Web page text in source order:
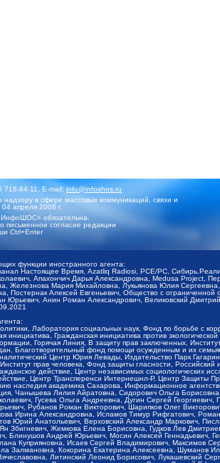
718-84-11, E-mail:info@infoshos.ru
в сфере массовых коммуникаций, связи и
апреля 2008 г.
обязательна.
письменное согласие редакции
Ctrl+Enter
функции иностранного агента:
Настоящее Время, Azatliq Radiosi, PCE/PC,
Апахончич Дарья Александровна, Medusa
Железнова Мария Михайловна, Лукьянова Юлия
Постернак Алексей Евгеньевич, Общество с
Анин Роман Александрович, Великовский
Лаборатория социальных наук, Фонд по борьбе
Гражданская инициатива против
Горячая Линия, В защиту прав заключенных,
Благотворительный фонд помощи осужденным и их
Центр Юрия Левады, Издательство Парк
прав человека, Фонд защиты гласности, Российский
действие, Центр независимых
Центр Трансперенси Интернешнл-Р, Центр
наследия академика Сахарова, Информационное
Чанышева Лилия Айратовна, Сидорович Ольга
Гусева Ольга Андреевна, Дугин Сергей
Рубанов Роман Викторович, Шарипков Олег
Ирина Александровна, Исламов Тимур Рифгатович,
Юрий Анатольевич, Верховский Александр Маркович,
Збигневич, Жемкова Елена Борисовна, Гудков Лев
Блинушов Андрей Юрьевич, Мосин Алексей
Куприяновна, Исаев Сергей Владимирович, Максимов
Кокорина Екатерина Алексеевна, Шуманов
Литинский Леонид Борисович, Лукашевский